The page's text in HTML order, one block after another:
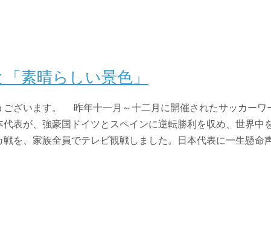
「素晴らしい景色」
ざいます。 昨年十一月～十二月に開催されたサッカーワ
表が、強豪国ドイツとスペインに逆転勝利を収め、世界中
を、家族全員でテレビ観戦しました。日本代表に一生懸命